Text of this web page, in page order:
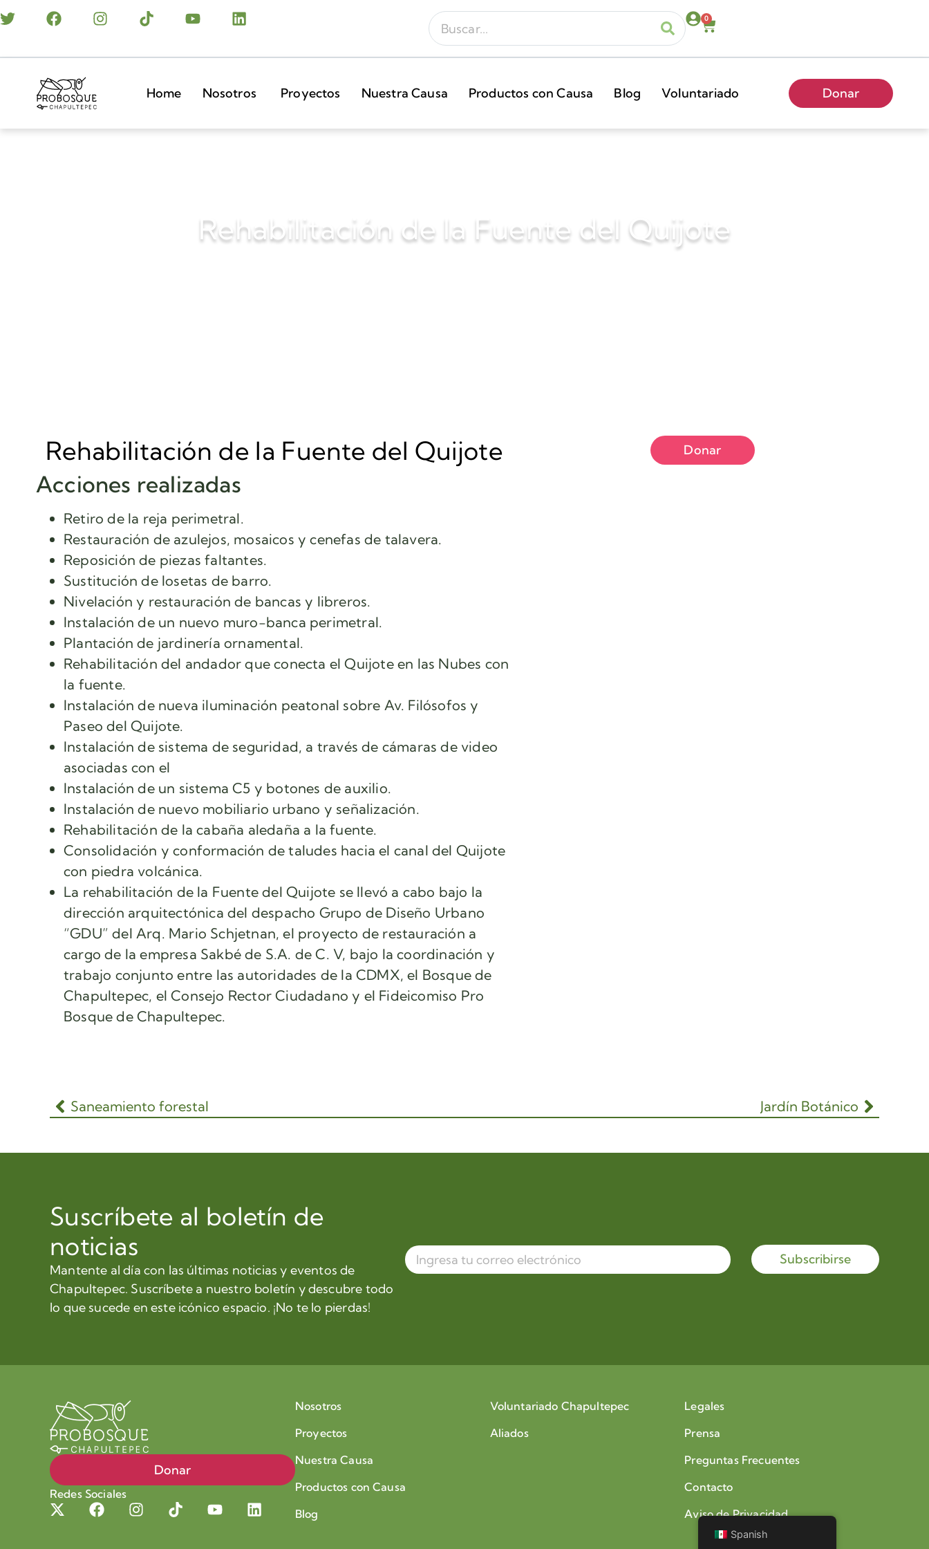
0
Home Nosotros Proyectos Nuestra Causa Productos con Causa Blog Voluntariado Donar
Rehabilitación de la Fuente del Quijote
Rehabilitación de la Fuente del Quijote
Acciones realizadas
Retiro de la reja perimetral.
Restauración de azulejos, mosaicos y cenefas de talavera.
Reposición de piezas faltantes.
Sustitución de losetas de barro.
Nivelación y restauración de bancas y libreros.
Instalación de un nuevo muro-banca perimetral.
Plantación de jardinería ornamental.
Rehabilitación del andador que conecta el Quijote en las Nubes con
la fuente.
Instalación de nueva iluminación peatonal sobre Av. Filósofos y
Paseo del Quijote.
Instalación de sistema de seguridad, a través de cámaras de video
asociadas con el
Instalación de un sistema C5 y botones de auxilio.
Instalación de nuevo mobiliario urbano y señalización.
Rehabilitación de la cabaña aledaña a la fuente.
Consolidación y conformación de taludes hacia el canal del Quijote
con piedra volcánica.
La rehabilitación de la Fuente del Quijote se llevó a cabo bajo la
dirección arquitectónica del despacho Grupo de Diseño Urbano
“GDU” del Arq. Mario Schjetnan, el proyecto de restauración a
cargo de la empresa Sakbé de S.A. de C. V, bajo la coordinación y
trabajo conjunto entre las autoridades de la CDMX, el Bosque de
Chapultepec, el Consejo Rector Ciudadano y el Fideicomiso Pro
Bosque de Chapultepec.
Donar
Saneamiento forestal Jardín Botánico
Suscríbete al boletín de
noticias
Mantente al día con las últimas noticias y eventos de
Chapultepec. Suscríbete a nuestro boletín y descubre todo
lo que sucede en este icónico espacio. ¡No te lo pierdas!
Subscribirse
Donar
Redes Sociales
Nosotros
Proyectos
Nuestra Causa
Productos con Causa
Blog
Voluntariado Chapultepec
Aliados
Legales
Prensa
Preguntas Frecuentes
Contacto
Aviso de Privacidad
Spanish